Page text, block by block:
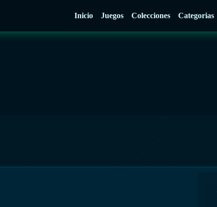
Inicio Juegos Colecciones Categorias